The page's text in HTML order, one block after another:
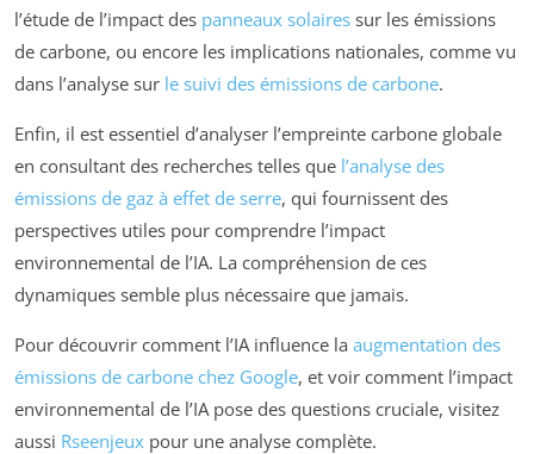
l’étude de l’impact des panneaux solaires sur les émissions
de carbone, ou encore les implications nationales, comme vu
dans l’analyse sur le suivi des émissions de carbone.
Enfin, il est essentiel d’analyser l’empreinte carbone globale
en consultant des recherches telles que l’analyse des
émissions de gaz à effet de serre, qui fournissent des
perspectives utiles pour comprendre l’impact
environnemental de l’IA. La compréhension de ces
dynamiques semble plus nécessaire que jamais.
Pour découvrir comment l’IA influence la augmentation des
émissions de carbone chez Google, et voir comment l’impact
environnemental de l’IA pose des questions cruciale, visitez
aussi Rseenjeux pour une analyse complète.